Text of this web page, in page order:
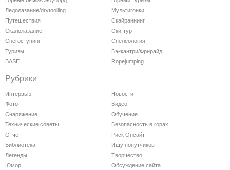
Ледолазание/drytoolling
Мультигонки
Путешествия
Скайраннинг
Скалолазание
Ски-тур
Снегоступинг
Спелеология
Туризм
Бэккантри/Фрирайд
BASE
Ropejumping
Рубрики
Интервью
Новости
Фото
Видео
Снаряжение
Обучение
Технические советы
Безопасность в горах
Отчет
Риск Онсайт
Библиотека
Ищу попутчиков
Легенды
Творчество
Юмор
Обсуждение сайта